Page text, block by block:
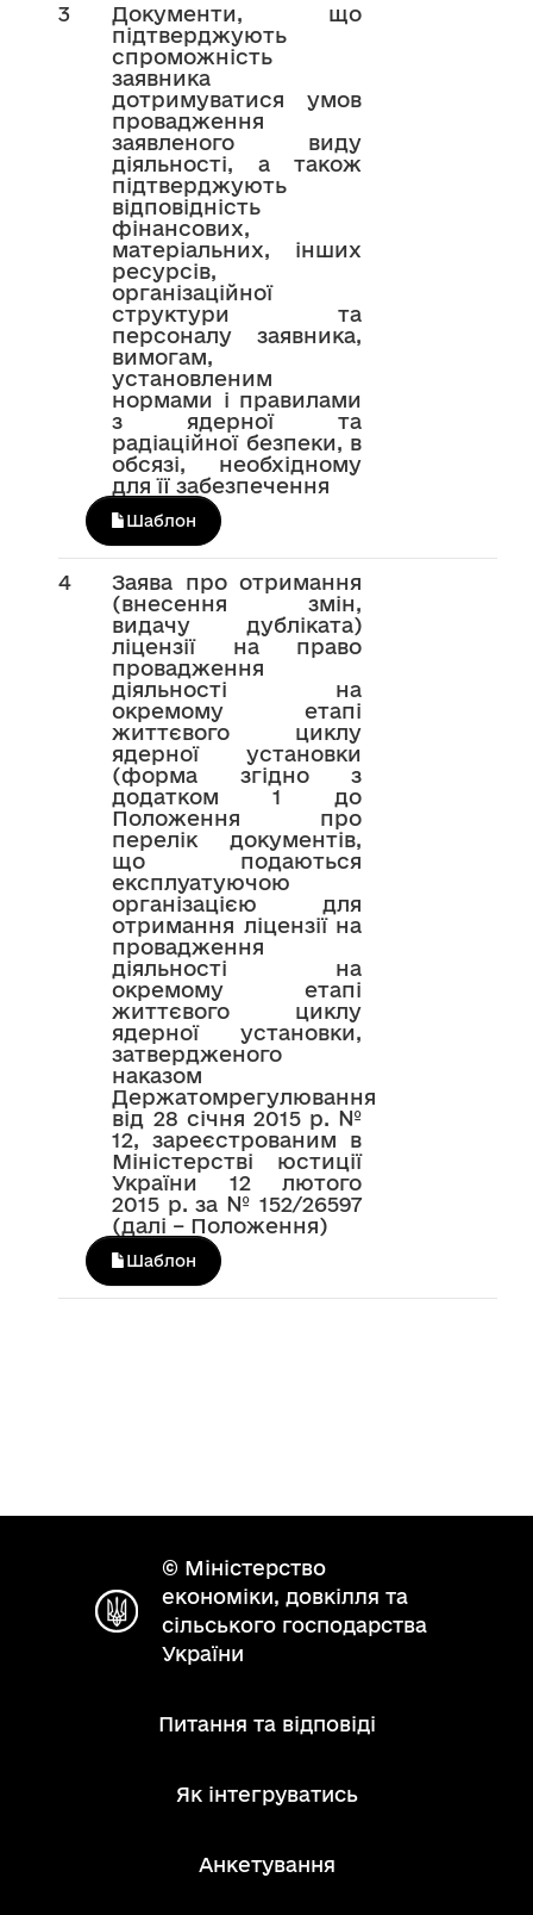
3
Документи, що
підтверджують
спроможність
заявника
дотримуватися умов
провадження
заявленого виду
діяльності, а також
підтверджують
відповідність
фінансових,
матеріальних, інших
ресурсів,
організаційної
структури та
персоналу заявника,
вимогам,
установленим
нормами і правилами
з ядерної та
радіаційної безпеки, в
обсязі, необхідному
для її забезпечення
Шаблон
4
Заява про отримання
(внесення змін,
видачу дубліката)
ліцензії на право
провадження
діяльності на
окремому етапі
життєвого циклу
ядерної установки
(форма згідно з
додатком 1 до
Положення про
перелік документів,
що подаються
експлуатуючою
організацією для
отримання ліцензії на
провадження
діяльності на
окремому етапі
життєвого циклу
ядерної установки,
затвердженого
наказом
Держатомрегулювання
від 28 січня 2015 р. №
12, зареєстрованим в
Міністерстві юстиції
України 12 лютого
2015 р. за № 152/26597
(далі – Положення)
Шаблон
© Міністерство
економіки, довкілля та
сільського господарства
України
Питання та відповіді
Як інтегруватись
Анкетування